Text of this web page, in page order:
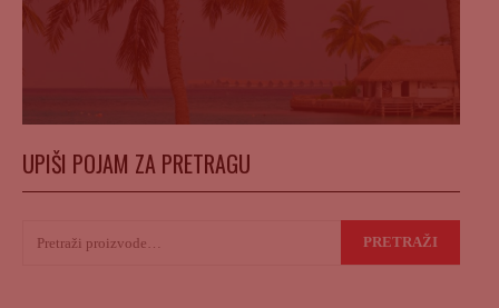
UPIŠI POJAM ZA PRETRAGU
PRETRAŽI